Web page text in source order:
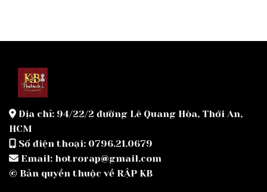
Địa chỉ: 94/22/2 đường Lê Quang Hòa, Thới An,
HCM
Số điện thoại: 0796.21.0679
Email: hotrorap@gmail.com
© Bản quyền thuộc về RẬP KB